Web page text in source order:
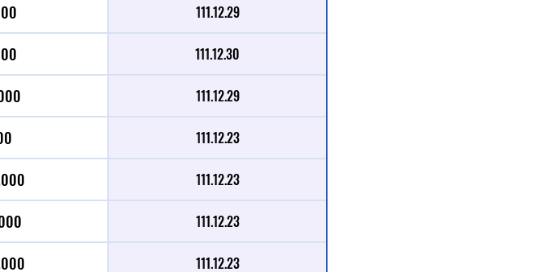
111.12.29
111.12.30
111.12.29
111.12.23
111.12.23
111.12.23
111.12.23